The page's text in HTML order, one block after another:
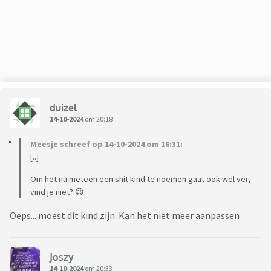
duizel
14-10-2024om 20:18
Meesje schreef op 14-10-2024 om 16:31:
[..]
Om het nu meteen een shit kind te noemen gaat ook wel ver,
vind je niet? 😉
Oeps... moest dit kind zijn. Kan het niet meer aanpassen
Joszy
14-10-2024om 20:33